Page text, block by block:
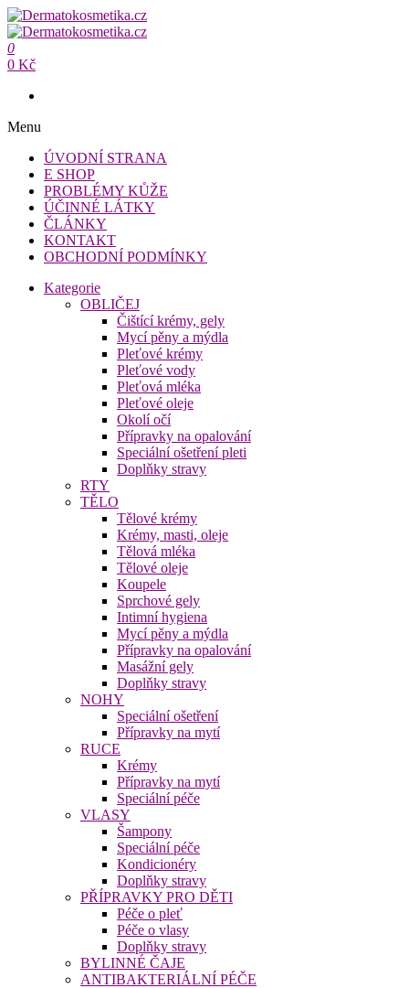
Přeskočit
na
obsah
Dermatokosmetika.cz
Dermatokosmetika.cz
0
0 Kč
Menu
ÚVODNÍ STRANA
E SHOP
PROBLÉMY KŮŽE
ÚČINNÉ LÁTKY
ČLÁNKY
KONTAKT
OBCHODNÍ PODMÍNKY
Kategorie
OBLIČEJ
Čištící krémy, gely
Mycí pěny a mýdla
Pleťové krémy
Pleťové vody
Pleťová mléka
Pleťové oleje
Okolí očí
Přípravky na opalování
Speciální ošetření pleti
Doplňky stravy
RTY
TĚLO
Tělové krémy
Krémy, masti, oleje
Tělová mléka
Tělové oleje
Koupele
Sprchové gely
Intimní hygiena
Mycí pěny a mýdla
Přípravky na opalování
Masážní gely
Doplňky stravy
NOHY
Speciální ošetření
Přípravky na mytí
RUCE
Krémy
Přípravky na mytí
Speciální péče
VLASY
Šampony
Speciální péče
Kondicionéry
Doplňky stravy
PŘÍPRAVKY PRO DĚTI
Péče o pleť
Péče o vlasy
Doplňky stravy
BYLINNÉ ČAJE
ANTIBAKTERIÁLNÍ PÉČE